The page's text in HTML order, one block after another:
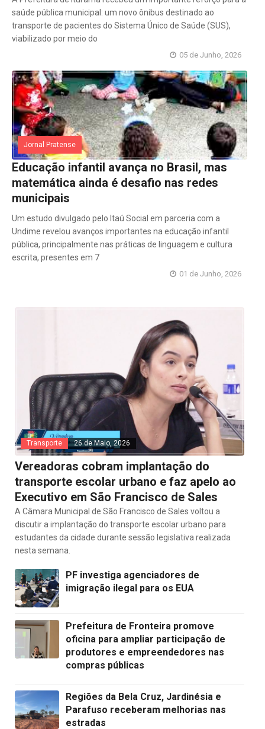
saúde pública municipal: um novo ônibus destinado ao
transporte de pacientes do Sistema Único de Saúde (SUS),
viabilizado por meio do
05 de Junho, 2026
Jornal Pratense
Educação infantil avança no Brasil, mas
matemática ainda é desafio nas redes
municipais
Um estudo divulgado pelo Itaú Social em parceria com a
Undime revelou avanços importantes na educação infantil
pública, principalmente nas práticas de linguagem e cultura
escrita, presentes em 7
01 de Junho, 2026
Transporte 26 de Maio, 2026
Vereadoras cobram implantação do
transporte escolar urbano e faz apelo ao
Executivo em São Francisco de Sales
A Câmara Municipal de São Francisco de Sales voltou a
discutir a implantação do transporte escolar urbano para
estudantes da cidade durante sessão legislativa realizada
nesta semana.
PF investiga agenciadores de
imigração ilegal para os EUA
Prefeitura de Fronteira promove
oficina para ampliar participação de
produtores e empreendedores nas
compras públicas
Regiões da Bela Cruz, Jardinésia e
Parafuso receberam melhorias nas
estradas